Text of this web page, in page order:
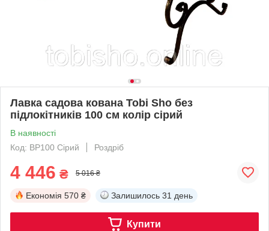
Лавка садова кована Tobi Sho без
підлокітників 100 см колір сірий
В наявності
Код: BP100 Сірий
Роздріб
4 446 ₴ 5 016 ₴
Економія 570 ₴ Залишилось 31 день
Купити